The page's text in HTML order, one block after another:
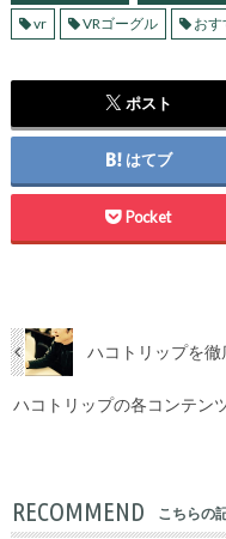
vr
VRゴーグル おす
ポスト
はてブ
Pocket
ハコトリップを徹
ハコトリップの各コンテン
RECOMMEND こちらの